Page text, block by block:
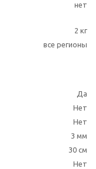
нет
2 кг
все регионы
Да
Нет
Нет
3 мм
30 см
Нет